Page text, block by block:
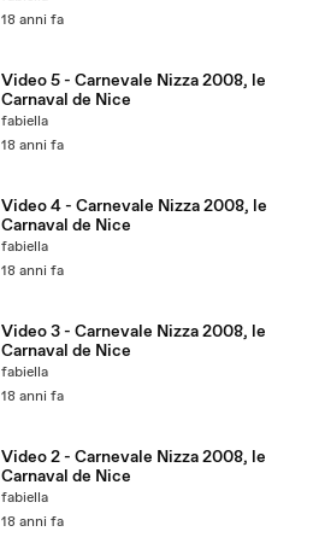
18 anni fa
Video 5 - Carnevale Nizza 2008, le
Carnaval de Nice
fabiella
18 anni fa
Video 4 - Carnevale Nizza 2008, le
Carnaval de Nice
fabiella
18 anni fa
Video 3 - Carnevale Nizza 2008, le
Carnaval de Nice
fabiella
18 anni fa
Video 2 - Carnevale Nizza 2008, le
Carnaval de Nice
fabiella
18 anni fa